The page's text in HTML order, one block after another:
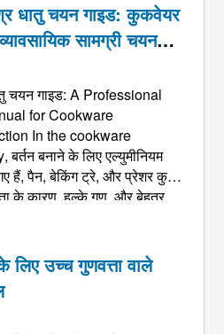
धातु चयन गाइड: कुकवेयर
सामग्री चयन
चयन गाइड:A Professional
for Cookware
In the cookware
, बर्तन बनाने के लिए एल्युमीनियम
हैं, पैन, बेकिंग ट्रे, और प्रेशर कुकर
के कारण, हल्के गुण, और बेहतर
एल्यूमीनियम मिश्र धातु श्रृंखला के
उच्च गुणवत्ता वाले